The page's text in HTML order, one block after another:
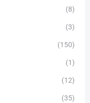
(8)
(3)
(150)
(1)
(12)
(35)